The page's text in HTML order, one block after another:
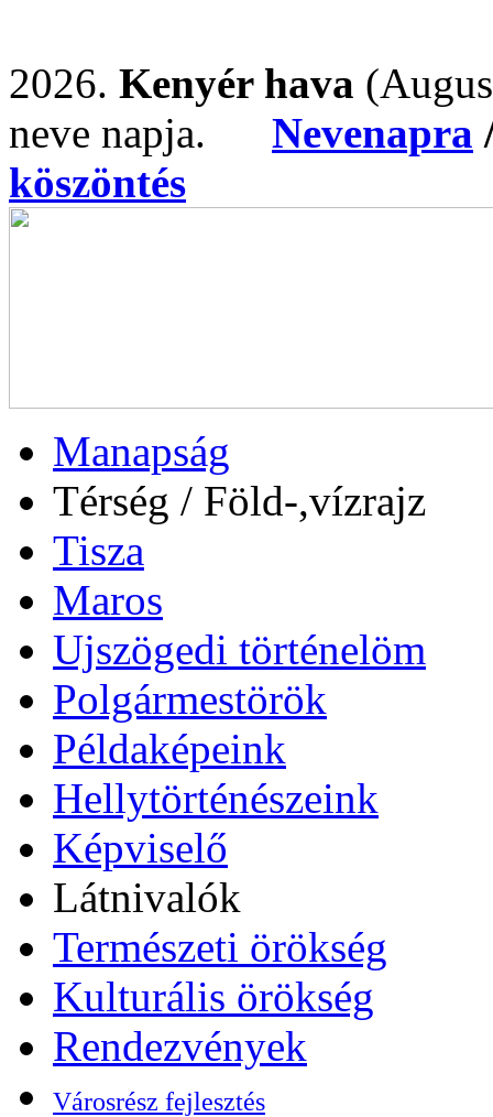
2026. Kenyér hava
neve napja. Nevenapra
köszöntés
Manapság
Térség / Föld-,vízrajz
Tisza
Maros
Ujszögedi történelöm
Polgármestörök
Példaképeink
Hellytörténészeink
Képviselő
Látnivalók
Természeti örökség
Kulturális örökség
Rendezvények
Városrész fejlesztés